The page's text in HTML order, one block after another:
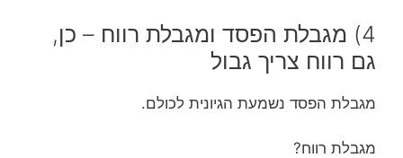
4) מגבלת הפסד ומגבלת רווח – כן,
גם רווח צריך גבול
מגבלת הפסד נשמעת הגיונית לכולם.
מגבלת רווח?